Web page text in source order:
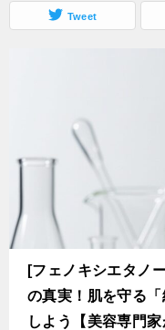
Tweet
[フェノキシエタノ
の真実！肌を守る
しよう【美容専門家